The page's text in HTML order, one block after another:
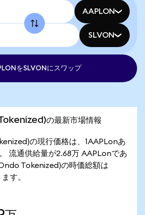
AAPLON
SLVON
をSLVONにスワップ
の最新市場情報
の現行価格は、1AAPLonあ
流通供給量が2.68万 AAPLonであ
Tokenized)の時価総額は
す。